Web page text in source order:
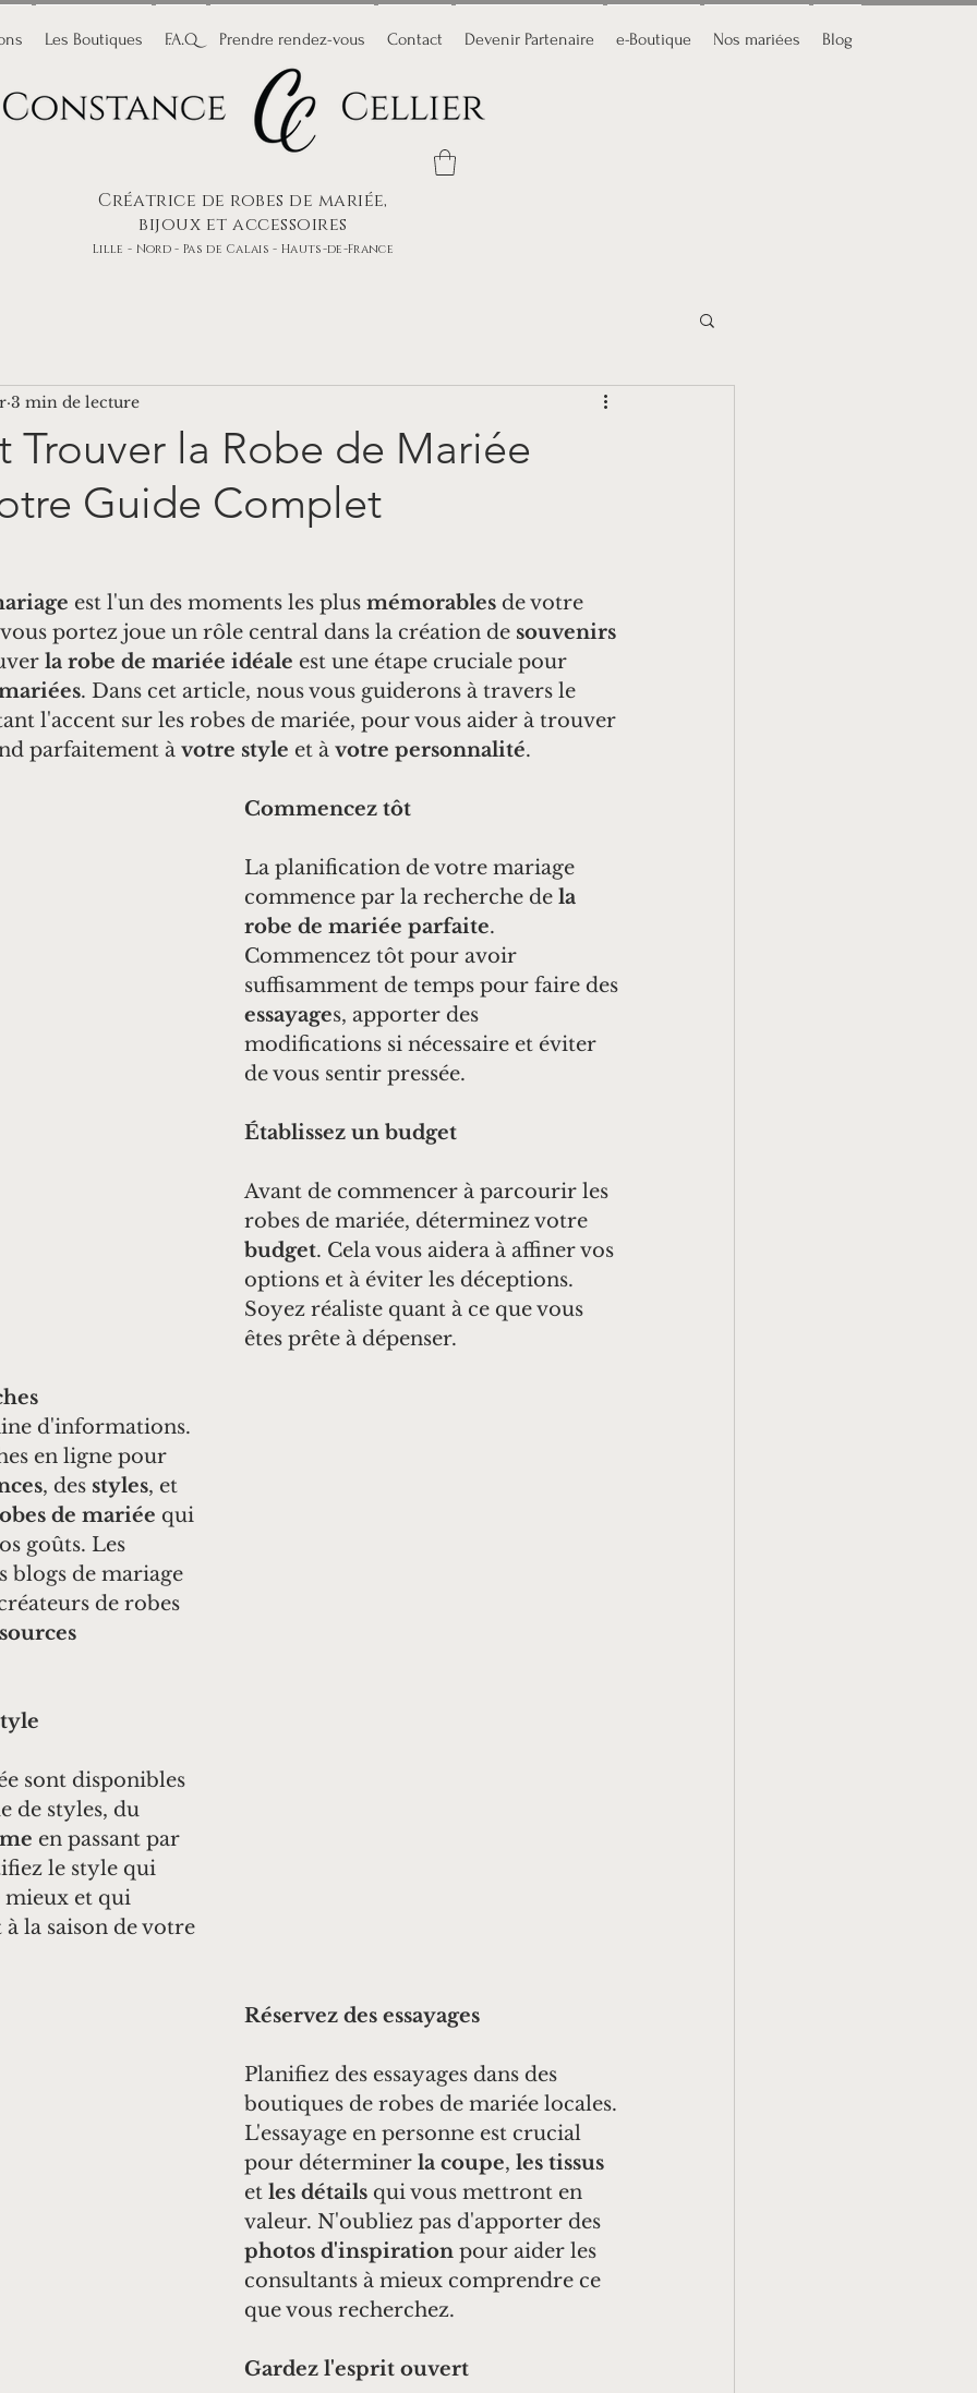
Les Boutiques F.A.Q Prendre rendez-vous Contact Devenir Partenaire e-Boutique Nos mariées Blog
Créatrice de robes de mariée,
bijoux et accessoires
Lille - Nord - Pas de Calais - Hauts-de-France
Trouver la Robe de Mariée
Guide Complet
3 min de lecture
est l'un des moments les plus mémorables de votre
portez joue un rôle central dans la création de souvenirs
la robe de mariée idéale est une étape cruciale pour
. Dans cet article, nous vous guiderons à travers le
l'accent sur les robes de mariée, pour vous aider à trouver
parfaitement à votre style et à votre personnalité.
Commencez tôt
La planification de votre mariage
commence par la recherche de la
robe de mariée parfaite.
Commencez tôt pour avoir
suffisamment de temps pour faire des
essayages, apporter des
modifications si nécessaire et éviter
de vous sentir pressée.
Établissez un budget
Avant de commencer à parcourir les
robes de mariée, déterminez votre
budget. Cela vous aidera à affiner vos
options et à éviter les déceptions.
Soyez réaliste quant à ce que vous
êtes prête à dépenser.
d'informations.
en ligne pour
, des styles, et
de mariée qui
goûts. Les
blogs de mariage
de robes
sources
sont disponibles
de styles, du
en passant par
le style qui
mieux et qui
la saison de votre
Réservez des essayages
Planifiez des essayages dans des
boutiques de robes de mariée locales.
L'essayage en personne est crucial
pour déterminer la coupe, les tissus
et les détails qui vous mettront en
valeur. N'oubliez pas d'apporter des
photos d'inspiration pour aider les
consultants à mieux comprendre ce
que vous recherchez.
Gardez l'esprit ouvert